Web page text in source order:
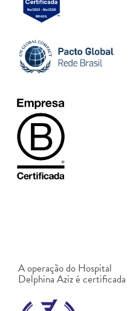
A operação do Hospital
Delphina Aziz é certificada